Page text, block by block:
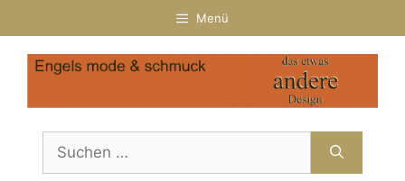
Inhalt
springen
Menü
nach: